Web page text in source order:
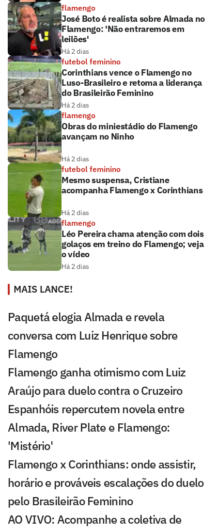
flamengo
José Boto é realista sobre Almada no
Flamengo: 'Não entraremos em
leilões'
Há 2 dias
futebol feminino
Corinthians vence o Flamengo no
Luso-Brasileiro e retoma a liderança
do Brasileirão Feminino
Há 2 dias
flamengo
Obras do miniestádio do Flamengo
avançam no Ninho
Há 2 dias
futebol feminino
Mesmo suspensa, Cristiane
acompanha Flamengo x Corinthians
Há 2 dias
flamengo
Léo Pereira chama atenção com dois
golaços em treino do Flamengo; veja
o vídeo
Há 2 dias
MAIS LANCE!
Paquetá elogia Almada e revela
conversa com Luiz Henrique sobre
Flamengo
Flamengo ganha otimismo com Luiz
Araújo para duelo contra o Cruzeiro
Espanhóis repercutem novela entre
Almada, River Plate e Flamengo:
'Mistério'
Flamengo x Corinthians: onde assistir,
horário e prováveis escalações do duelo
pelo Brasileirão Feminino
AO VIVO: Acompanhe a coletiva de